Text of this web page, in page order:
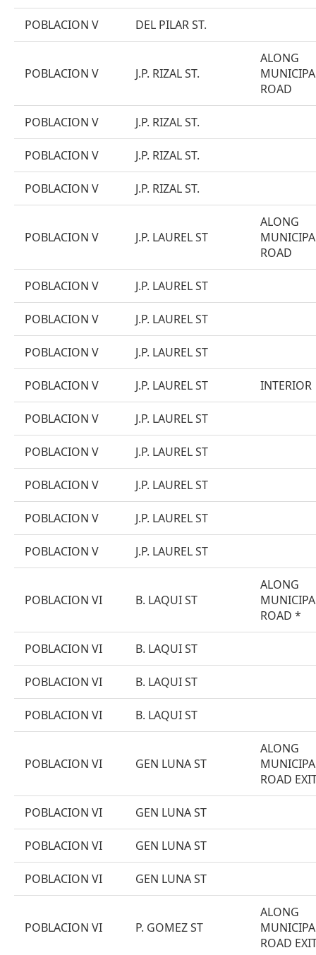
POBLACION V DEL PILAR ST.
POBLACION V J.P. RIZAL ST.
ALONG
ROAD
POBLACION V J.P. RIZAL ST.
POBLACION V J.P. RIZAL ST.
POBLACION V J.P. RIZAL ST.
POBLACION V J.P. LAUREL ST
ALONG
ROAD
POBLACION V J.P. LAUREL ST
POBLACION V J.P. LAUREL ST
POBLACION V J.P. LAUREL ST
POBLACION V J.P. LAUREL ST INTERIOR
POBLACION V J.P. LAUREL ST
POBLACION V J.P. LAUREL ST
POBLACION V J.P. LAUREL ST
POBLACION V J.P. LAUREL ST
POBLACION V J.P. LAUREL ST
POBLACION VI B. LAQUI ST
ALONG
ROAD *
POBLACION VI B. LAQUI ST
POBLACION VI B. LAQUI ST
POBLACION VI B. LAQUI ST
POBLACION VI GEN LUNA ST
ALONG
ROAD
POBLACION VI GEN LUNA ST
POBLACION VI GEN LUNA ST
POBLACION VI GEN LUNA ST
POBLACION VI P. GOMEZ ST
ALONG
ROAD